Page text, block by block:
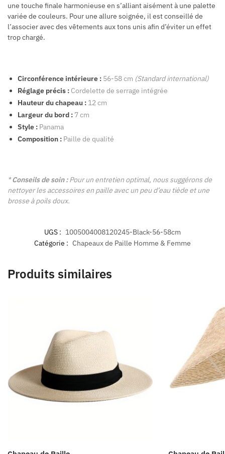
une touche finale harmonieuse en s’alliant aisément à une palette
variée de couleurs. Pour une allure soignée, il est conseillé de
l’associer avec des vêtements aux tons unis afin d’éviter un effet
trop chargé.
Circonférence intérieure : 56-58 cm (Standard international)
Réglage précis : Cordelette de serrage intégrée
Hauteur du chapeau : 12 cm
Largeur du bord : 7 cm
Style : Panama
Composition : Paille de qualité
*Conseils de soin :Pour un entretien optimal, nous suggérons de
nettoyer les accessoires en paille avec un peu d’eau tiède et une
brosse à poils doux.
UGS : 1005004008120245-Black-56-58cm
Catégorie : Chapeaux de Paille Homme & Femme
Produits similaires